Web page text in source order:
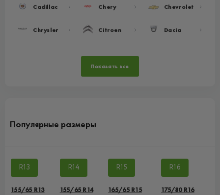
Cadillac Chery Chevrolet
Chrysler Citroen Dacia
Показать все
Популярные размеры
R13
155/65 R13
R14
155/65 R14
R15
165/65 R15
R16
175/80 R16